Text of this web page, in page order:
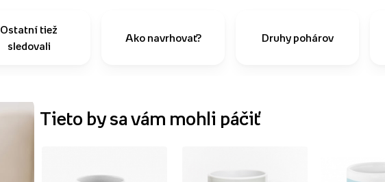
Ostatní tiež
sledovali
Ako navrhovať? Druhy pohárov
Tieto by sa vám mohli páčiť